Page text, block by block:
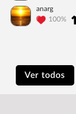
anarg
100%
Ver todos